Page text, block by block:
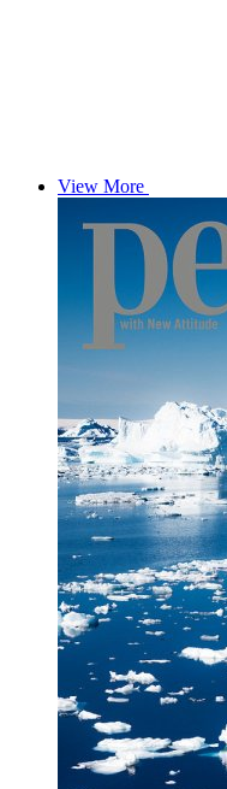
View More